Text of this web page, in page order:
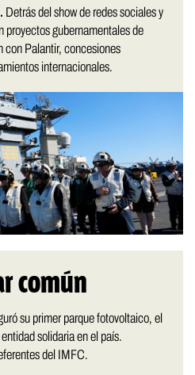
Detrás del show de redes sociales y
proyectos gubernamentales de
con Palantir, concesiones
internacionales.
común
su primer parque fotovoltaico, el
solidaria en el país.
del IMFC.